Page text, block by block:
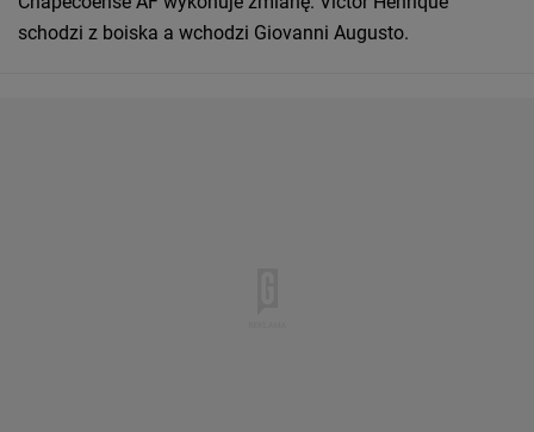
schodzi z boiska a wchodzi Giovanni Augusto.